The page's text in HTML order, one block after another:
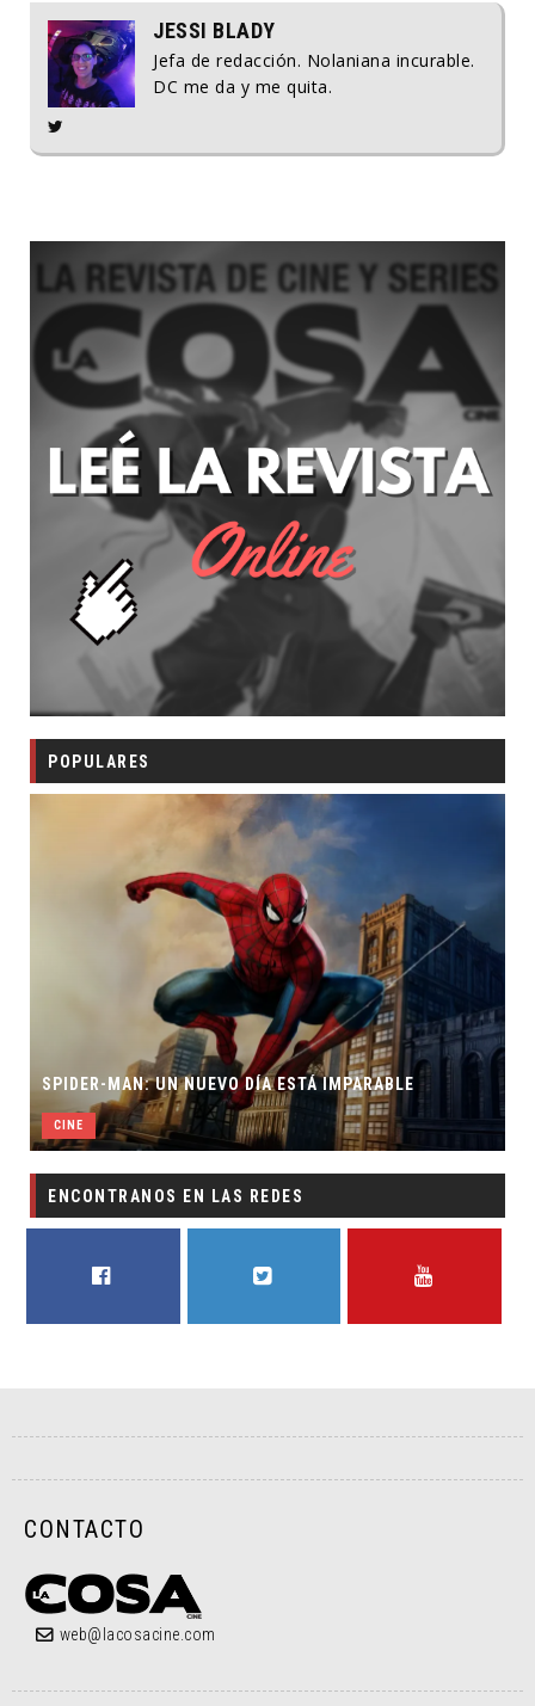
JESSI BLADY
Jefa de redacción. Nolaniana incurable.
DC me da y me quita.
POPULARES
SPIDER-MAN: UN NUEVO DÍA ESTÁ IMPARABLE
CINE
ENCONTRANOS EN LAS REDES
CONTACTO
web@lacosacine.com